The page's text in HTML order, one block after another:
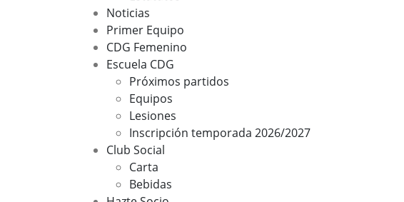
Noticias
Primer Equipo
CDG Femenino
Escuela CDG
Próximos partidos
Equipos
Lesiones
Inscripción temporada 2026/2027
Club Social
Carta
Bebidas